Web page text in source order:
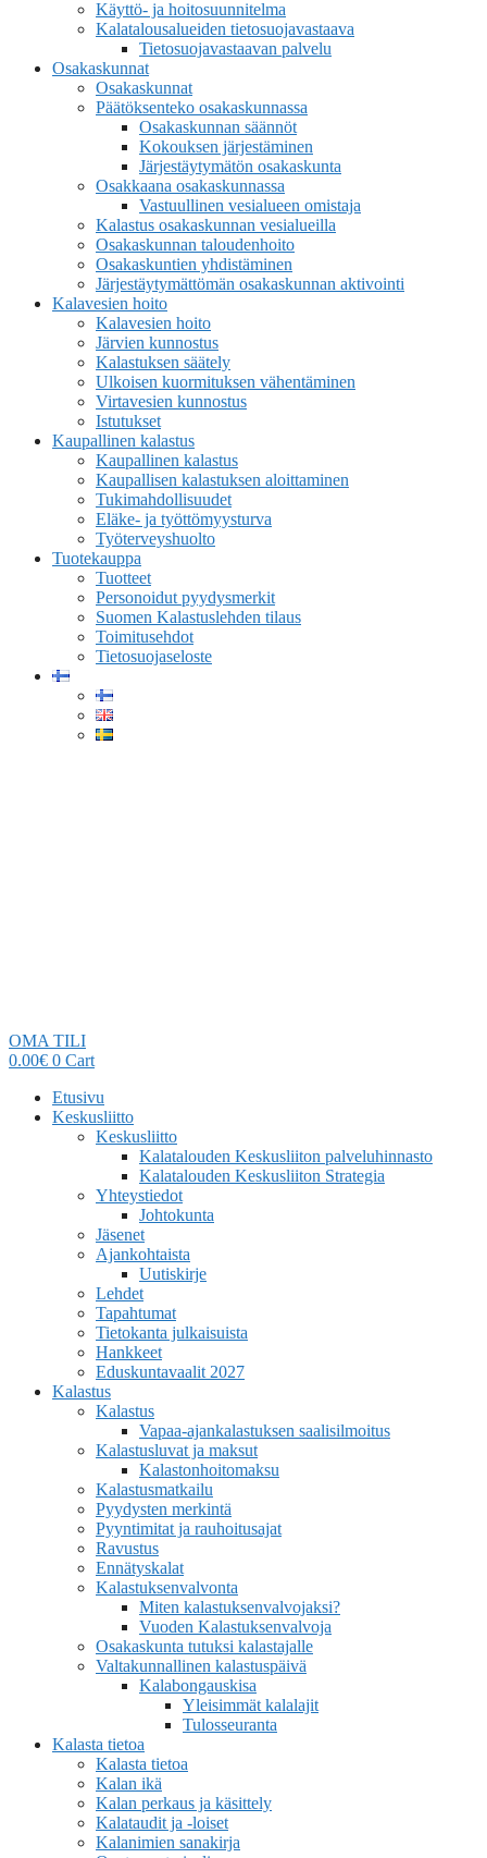
Käyttö- ja hoitosuunnitelma
Kalatalousalueiden tietosuojavastaava
Tietosuojavastaavan palvelu
Osakaskunnat
Osakaskunnat
Päätöksenteko osakaskunnassa
Osakaskunnan säännöt
Kokouksen järjestäminen
Järjestäytymätön osakaskunta
Osakkaana osakaskunnassa
Vastuullinen vesialueen omistaja
Kalastus osakaskunnan vesialueilla
Osakaskunnan taloudenhoito
Osakaskuntien yhdistäminen
Järjestäytymättömän osakaskunnan aktivointi
Kalavesien hoito
Kalavesien hoito
Järvien kunnostus
Kalastuksen säätely
Ulkoisen kuormituksen vähentäminen
Virtavesien kunnostus
Istutukset
Kaupallinen kalastus
Kaupallinen kalastus
Kaupallisen kalastuksen aloittaminen
Tukimahdollisuudet
Eläke- ja työttömyysturva
Työterveyshuolto
Tuotekauppa
Tuotteet
Personoidut pyydysmerkit
Suomen Kalastuslehden tilaus
Toimitusehdot
Tietosuojaseloste
OMA TILI
0.00€ 0 Cart
Etusivu
Keskusliitto
Keskusliitto
Kalatalouden Keskusliiton palveluhinnasto
Kalatalouden Keskusliiton Strategia
Yhteystiedot
Johtokunta
Jäsenet
Ajankohtaista
Uutiskirje
Lehdet
Tapahtumat
Tietokanta julkaisuista
Hankkeet
Eduskuntavaalit 2027
Kalastus
Kalastus
Vapaa-ajankalastuksen saalisilmoitus
Kalastusluvat ja maksut
Kalastonhoitomaksu
Kalastusmatkailu
Pyydysten merkintä
Pyyntimitat ja rauhoitusajat
Ravustus
Ennätyskalat
Kalastuksenvalvonta
Miten kalastuksenvalvojaksi?
Vuoden Kalastuksenvalvoja
Osakaskunta tutuksi kalastajalle
Valtakunnallinen kalastuspäivä
Kalabongauskisa
Yleisimmät kalalajit
Tulosseuranta
Kalasta tietoa
Kalasta tietoa
Kalan ikä
Kalan perkaus ja käsittely
Kalataudit ja -loiset
Kalanimien sanakirja